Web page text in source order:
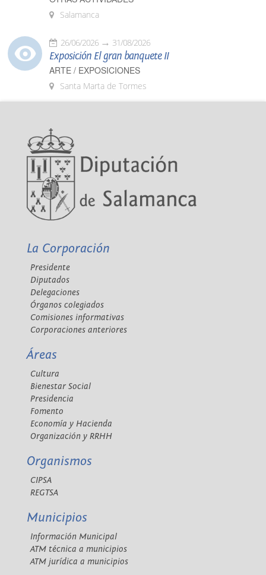
Salamanca
26/06/2026 31/08/2026
Exposición El gran banquete II
ARTE / EXPOSICIONES
Santa Marta de Tormes
La Corporación
Presidente
Diputados
Delegaciones
Órganos colegiados
Comisiones informativas
Corporaciones anteriores
Áreas
Cultura
Bienestar Social
Presidencia
Fomento
Economía y Hacienda
Organización y RRHH
Organismos
CIPSA
REGTSA
Municipios
Información Municipal
ATM técnica a municipios
ATM jurídica a municipios